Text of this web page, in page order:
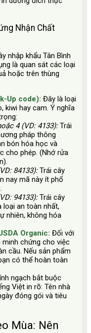
Nhận Chất
nhập khẩu Tân Bình
là quan sát các loại
hoặc trên thùng
Up code): Đây là loại
kiwi hay cam. Ý nghĩa
4 (VD: 4133):Trái
pháp thông
bón hóa học và
cho phép. (Nhớ rửa
84133):Trái cây
nay mã này ít phổ
94133):Trái cây
loại an toàn nhất,
nhiên, không hóa
Organic: Đối với
minh chứng cho việc
cầu. Nếu sản phẩm
có thể hoàn toàn
ngạch bắt buộc
Việt in rõ: Tên nhà
đóng gói và tiêu
Mùa: Nên